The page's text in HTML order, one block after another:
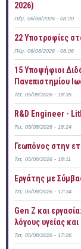
2026)
Πέμ, 06/08/2026 - 08:20
22 Υποτροφίες
Πέμ, 06/08/2026 - 08:06
15 Υποψήφιοι
Πανεπιστημίου
Τετ, 05/08/2026 - 18:35
R&D Engineer -
Τετ, 05/08/2026 - 18:24
Γεωπόνος στην
Τετ, 05/08/2026 - 18:11
Εργάτης με
Τετ, 05/08/2026 - 17:34
Gen Z και
λόγους υγείας
Τετ, 05/08/2026 - 17:26